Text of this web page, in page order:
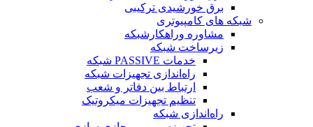
برق خورشیدی ترکیبی
شبکه های کامپیوتری
مشاوره وراهکارشبکه
زیرساخت شبکه
خدمات PASSIVE شبکه
راه‌اندازی تجهیزات شبکه
ارتباط بین دفاتر و شعب
تنظیم تجهیزات میکروتیک
راه‌اندازی شبکه